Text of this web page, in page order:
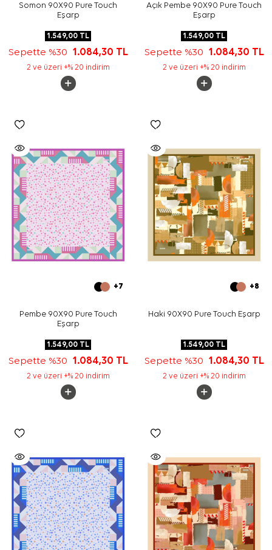
Somon 90X90 Pure Touch
Eşarp
1.549,00 TL
Sepette %30 1.084,30 TL
2 ve üzeri +% 20 indirim
Açık Pembe 90X90 Pure Touch
Eşarp
1.549,00 TL
Sepette %30 1.084,30 TL
2 ve üzeri +% 20 indirim
+7
Pembe 90X90 Pure Touch
Eşarp
1.549,00 TL
Sepette %30 1.084,30 TL
2 ve üzeri +% 20 indirim
+8
Haki 90X90 Pure Touch Eşarp
1.549,00 TL
Sepette %30 1.084,30 TL
2 ve üzeri +% 20 indirim